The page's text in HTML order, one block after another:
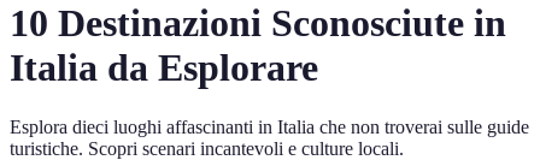
10 Destinazioni Sconosciute in
Italia da Esplorare
Esplora dieci luoghi affascinanti in Italia che non troverai sulle guide
turistiche. Scopri scenari incantevoli e culture locali.